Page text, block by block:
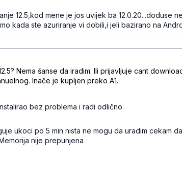
12.5,kod mene je jos uvijek ba 12.0.20...doduse
kada ste azuriranje vi dobili,i jeli bazirano na
Nema šanse da iradim. Ili prijavljuje cant
Inače je kupljen preko A1.
bez problema i radi odlično.
ukoci po 5 min nista ne mogu da uradim cekam
nije prepunjena